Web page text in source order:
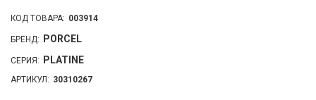
КОД ТОВАРА: 003914
БРЕНД: PORCEL
СЕРИЯ: PLATINE
АРТИКУЛ: 30310267